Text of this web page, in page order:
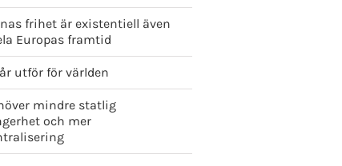
frihet är existentiell även
Europas framtid
utför för världen
mindre statlig
och mer